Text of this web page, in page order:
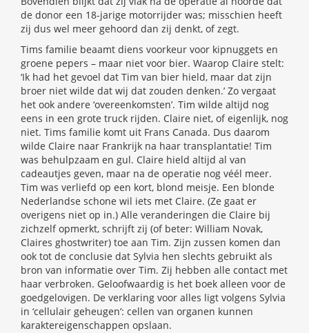
de donor een 18-jarige motorrijder was; misschien heeft
zij dus wel meer gehoord dan zij denkt, of zegt.
Tims familie beaamt diens voorkeur voor kipnuggets en
groene pepers – maar niet voor bier. Waarop Claire stelt:
‘Ik had het gevoel dat Tim van bier hield, maar dat zijn
broer niet wilde dat wij dat zouden denken.’ Zo vergaat
het ook andere ‘overeenkomsten’. Tim wilde altijd nog
eens in een grote truck rijden. Claire niet, of eigenlijk, nog
niet. Tims familie komt uit Frans Canada. Dus daarom
wilde Claire naar Frankrijk na haar transplantatie! Tim
was behulpzaam en gul. Claire hield altijd al van
cadeautjes geven, maar na de operatie nog véél meer.
Tim was verliefd op een kort, blond meisje. Een blonde
Nederlandse schone wil iets met Claire. (Ze gaat er
overigens niet op in.) Alle veranderingen die Claire bij
zichzelf opmerkt, schrijft zij (of beter: William Novak,
Claires ghostwriter) toe aan Tim. Zijn zussen komen dan
ook tot de conclusie dat Sylvia hen slechts gebruikt als
bron van informatie over Tim. Zij hebben alle contact met
haar verbroken. Geloofwaardig is het boek alleen voor de
goedgelovigen. De verklaring voor alles ligt volgens Sylvia
in ‘cellulair geheugen’: cellen van organen kunnen
karaktereigenschappen opslaan.